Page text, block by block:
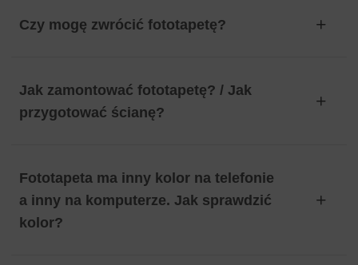
Czy mogę zwrócić fototapetę?
Jak zamontować fototapetę? / Jak
przygotować ścianę?
Fototapeta ma inny kolor na telefonie
a inny na komputerze. Jak sprawdzić
kolor?